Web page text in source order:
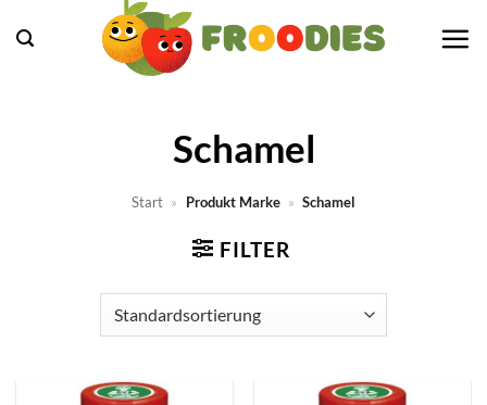
Inhalt
Schamel
Start » Produkt Marke » Schamel
FILTER